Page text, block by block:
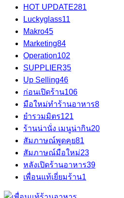
HOT UPDATE281
Luckyglass11
Makro45
Marketing84
Operation102
SUPPLIER35
Up Selling46
ก่อนเปิดร้าน106
มือใหม่ทำร้านอาหาร8
ยำรวมมิตร121
ร้านน่านั่ง เมนูน่ากิน20
สัมภาษณ์พูดคุย81
สัมภาษณ์มือใหม่23
หลังเปิดร้านอาหาร39
เพื่อนแท้เยี่ยมร้าน1